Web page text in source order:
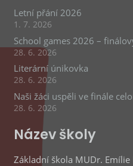
Letní přání 2026
1. 7. 2026
School games 2026 –
28. 6. 2026
Literární únikovka
28. 6. 2026
Naši žáci uspěli ve finále
28. 6. 2026
Název školy
Základní škola MUDr. Emílie